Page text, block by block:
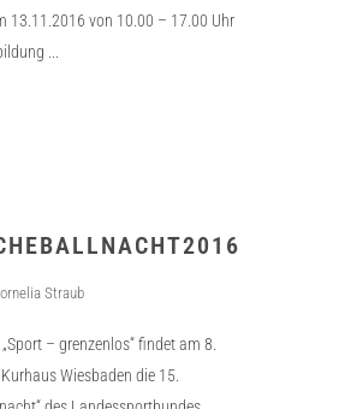
13.11.2016 von 10.00 – 17.00 Uhr
Straub
– grenzenlos“ findet am 8.
Wiesbaden die 15.